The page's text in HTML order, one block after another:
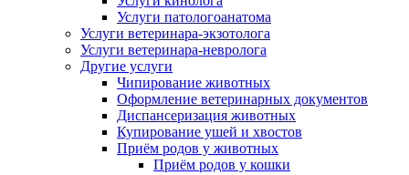
Услуги патологоанатома
Услуги ветеринара-экзотолога
Услуги ветеринара-невролога
Другие услуги
Чипирование животных
Оформление ветеринарных документов
Диспансеризация животных
Купирование ушей и хвостов
Приём родов у животных
Приём родов у кошки